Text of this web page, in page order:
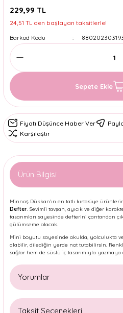
229,99 TL
24,51 TL den başlayan taksitlerle!
Barkod Kodu
Sepete Ekle
Fiyatı Düşünce Haber Ver
Karşılaştır
Ürün Bilgisi
Minnoş Dükkan’ın en tatlı kırtasiye
Defter. Sevimli tavşan, ayıcık ve diğer
tasarımları sayesinde defterini çantandan
gülümseme olacak.
Mini boyutu sayesinde okulda, yolculukta
alabilir, dilediğin yerde not tutabilirsin.
sağlar hem de süslü iç tasarımıyla
Yorumlar
Taksit Seçenekleri